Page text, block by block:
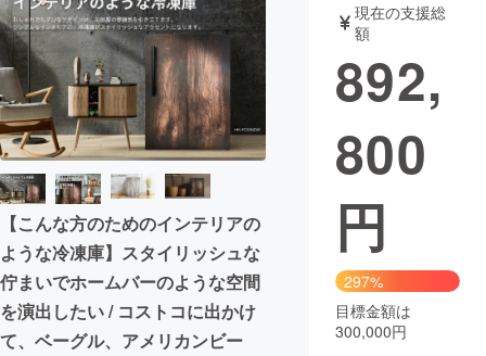
テクノロジー・ガジェット
映像・映画 書籍・雑誌
ビジネス・起業 チャレンジ
CAMPFIRE for Social Good
CAMPFIRE Creation
CAMPFIREふるさと納税machi-ya コミュニティ
【こんな方のためのインテリアの
ような冷凍庫】スタイリッシュな
佇まいでホームバーのような空間
を演出したい / コストコに出かけ
て、ベーグル、アメリカンビー
現在の支援総
額
892,
800
円
297%
目標金額は
300,000円